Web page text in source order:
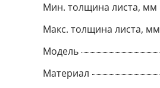
Мин. толщина листа, мм
Макс. толщина листа, мм
Модель
Материал